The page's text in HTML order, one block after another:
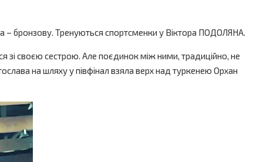
– бронзову. Тренуються спортсменки у Віктора ПОДОЛЯНА.
зі своєю сестрою. Але поєдинок між ними, традиційно, не
на шляху у півфінал взяла верх над туркенею Орхан